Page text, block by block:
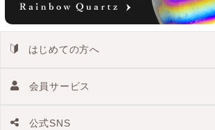
はじめての方へ
会員サービス
公式SNS